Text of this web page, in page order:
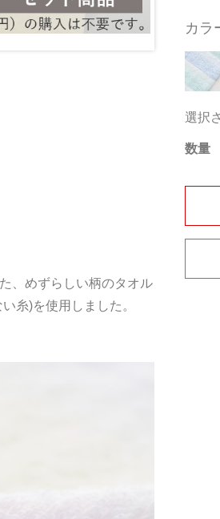
、めずらしい柄のタオル
糸)を使用しました。
カラ
選択
数量